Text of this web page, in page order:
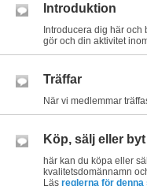
Introduktion
Introducera dig här och
gör och din aktivitet
Träffar
När vi medlemmar
Köp, sälj eller byt
här kan du köpa eller
kvalitetsdomännamn
Läs reglerna för denna